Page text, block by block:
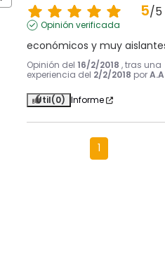
5/5
Opinión verificada
económicos y muy
Opinión del 16/2/2018 , tras una
experiencia del 2/2/2018 por
Útil(0) Informe
1